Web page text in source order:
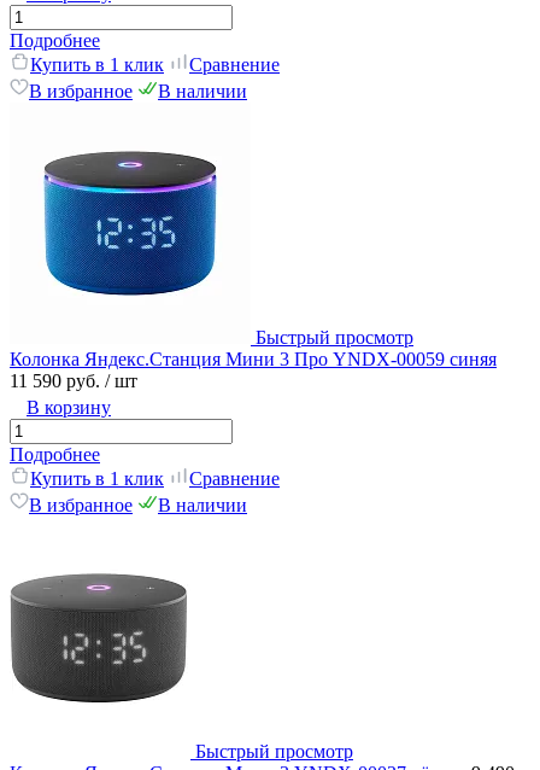
Подробнее
Купить в 1 клик
Сравнение
В избранное
В наличии
Быстрый просмотр
Колонка Яндекс.Станция Мини 3 Про YNDX-00059 синяя
11 590 руб. / шт
В корзину
Подробнее
Купить в 1 клик
Сравнение
В избранное
В наличии
Быстрый просмотр